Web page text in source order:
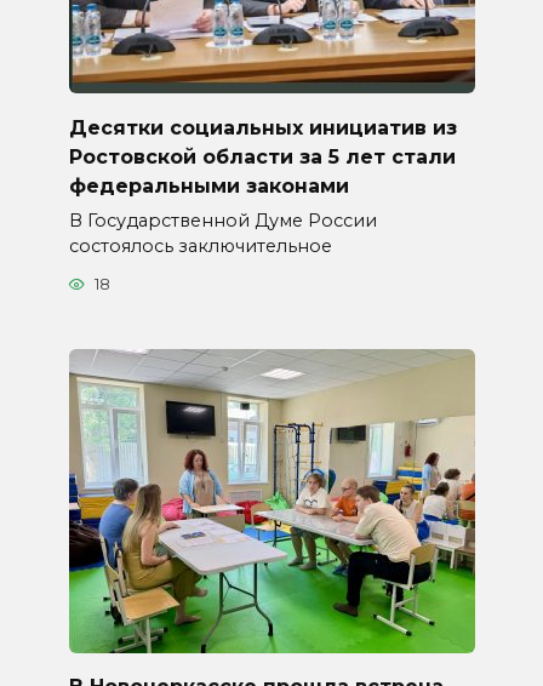
Десятки социальных инициатив из
Ростовской области за 5 лет стали
федеральными законами
В Государственной Думе России
состоялось заключительное
18